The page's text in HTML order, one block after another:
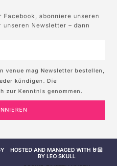
Facebook, abonniere unseren
Newsletter – dann
venue mag Newsletter bestellen,
kündigen. Die
zur Kenntnis genommen.
HOSTED AND MANAGED WITH 🤘🏻
BY LEO SKULL